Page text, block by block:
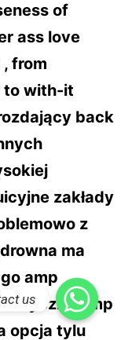
of
ass love
from
to with-it
back
zakłady
z
ma
amp
amp
opcja tylu
us